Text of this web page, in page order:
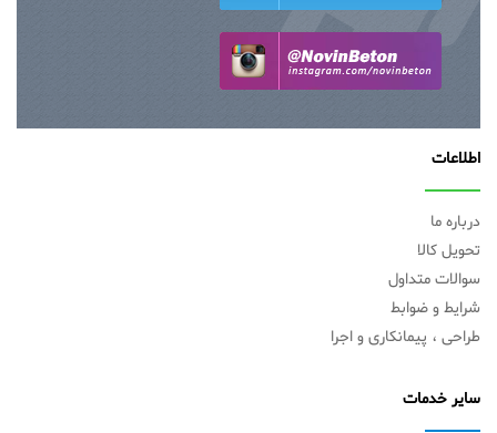
اطلاعات
درباره ما
تحویل کالا
سوالات متداول
شرایط و ضوابط
طراحی ، پیمانکاری و اجرا
سایر خدمات